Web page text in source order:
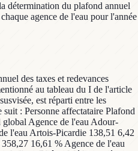
détermination du plafond annuel
agence de l'eau pour l'année
des taxes et redevances
au tableau du I de l'article
est réparti entre les
: Personne affectataire Plafond
Agence de l'eau Adour-
l'eau Artois-Picardie 138,51 6,42
16,61 % Agence de l'eau